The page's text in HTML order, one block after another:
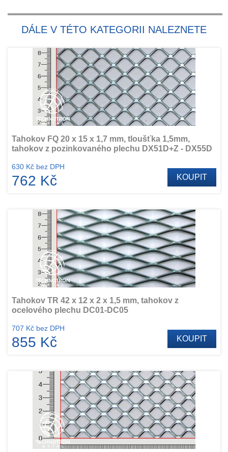
DÁLE V TÉTO KATEGORII NALEZNETE
Tahokov FQ 20 x 15 x 1,7 mm, tloušťka 1,5mm,
tahokov z pozinkovaného plechu DX51D+Z - DX55D
630 Kč bez DPH
762 Kč KOUPIT
Tahokov TR 42 x 12 x 2 x 1,5 mm, tahokov z
ocelového plechu DC01-DC05
707 Kč bez DPH
855 Kč KOUPIT